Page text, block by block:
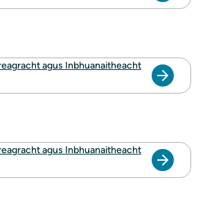
agus Inbhuanaitheacht
agus Inbhuanaitheacht